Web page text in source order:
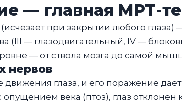
— главная МРТ-
при закрытии любого
(III — глазодвигательный, IV —
— от ствола мозга до самой
нервов
глаза, и его поражение
века (птоз), глаз отклонён